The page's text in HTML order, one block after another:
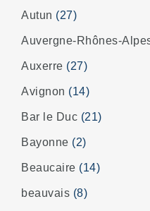
Autun (27)
Auvergne-Rhônes-
Auxerre (27)
Avignon (14)
Bar le Duc (21)
Bayonne (2)
Beaucaire (14)
beauvais (8)